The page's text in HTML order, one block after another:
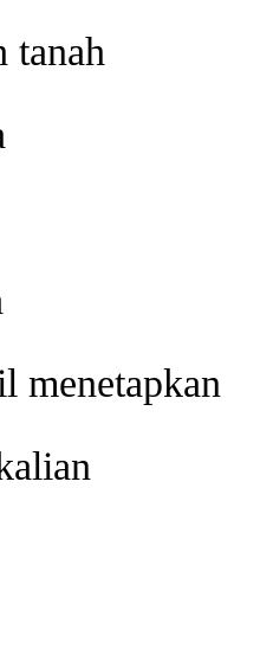
tanah
menetapkan